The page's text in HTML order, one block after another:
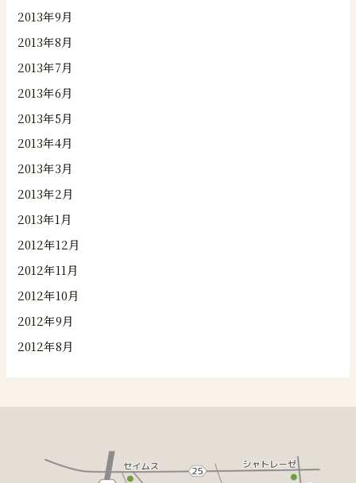
2013年9月
2013年8月
2013年7月
2013年6月
2013年5月
2013年4月
2013年3月
2013年2月
2013年1月
2012年12月
2012年11月
2012年10月
2012年9月
2012年8月